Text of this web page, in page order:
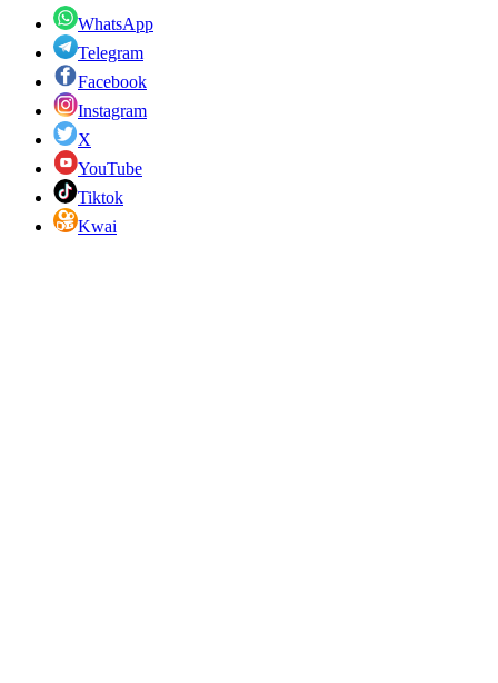
WhatsApp
Telegram
Facebook
Instagram
X
YouTube
Tiktok
Kwai